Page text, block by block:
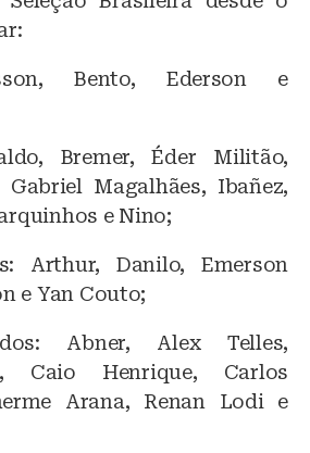
Bento, Ederson e
Bremer, Éder Militão,
Magalhães, Ibañez,
e Nino;
Arthur, Danilo, Emerson
e Yan Couto;
Abner, Alex Telles,
Caio Henrique, Carlos
Arana, Renan Lodi e